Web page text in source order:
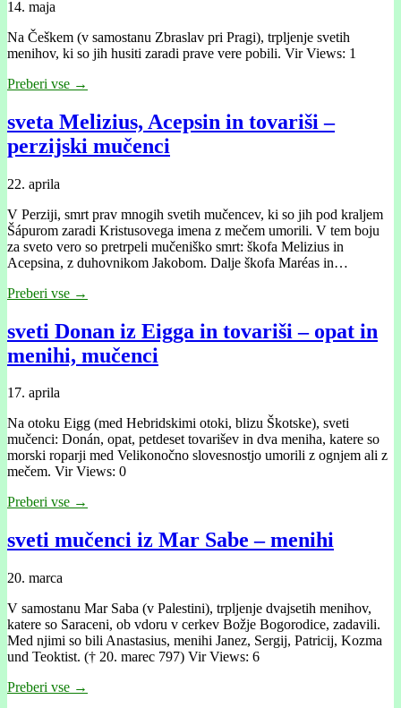
14. maja
Na Češkem (v samostanu Zbraslav pri Pragi), trpljenje svetih
menihov, ki so jih husiti zaradi prave vere pobili. Vir Views: 1
Preberi vse →
sveta Melizius, Acepsin in tovariši –
perzijski mučenci
22. aprila
V Perziji, smrt prav mnogih svetih mučencev, ki so jih pod kraljem
Šápurom zaradi Kristusovega imena z mečem umorili. V tem boju
za sveto vero so pretrpeli mučeniško smrt: škofa Melizius in
Acepsina, z duhovnikom Jakobom. Dalje škofa Maréas in…
Preberi vse →
sveti Donan iz Eigga in tovariši – opat in
menihi, mučenci
17. aprila
Na otoku Eigg (med Hebridskimi otoki, blizu Škotske), sveti
mučenci: Donán, opat, petdeset tovarišev in dva meniha, katere so
morski roparji med Velikonočno slovesnostjo umorili z ognjem ali z
mečem. Vir Views: 0
Preberi vse →
sveti mučenci iz Mar Sabe – menihi
20. marca
V samostanu Mar Saba (v Palestini), trpljenje dvajsetih menihov,
katere so Saraceni, ob vdoru v cerkev Božje Bogorodice, zadavili.
Med njimi so bili Anastasius, menihi Janez, Sergij, Patricij, Kozma
und Teoktist. († 20. marec 797) Vir Views: 6
Preberi vse →